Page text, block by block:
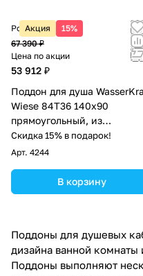
Акция 15%
Розничная цена
67 390 ₽
Цена по акции
53 912 ₽
Поддон для душа
Wiese 84T36 140х90
прямоугольный, из
искусственного камня,
серый матовый
Скидка 15% в подарок!
Арт. 4244
В корзину
Поддоны для душевых
дизайна ванной комнаты
Поддоны выполняют